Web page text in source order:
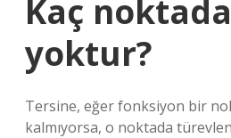
Kaç
yoktur?
Tersine, eğer fonksiyon bir
kalmıyorsa, o noktada